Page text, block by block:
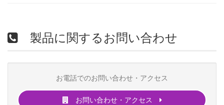
製品に関するお問い合わせ
お電話でのお問い合わせ・アクセス
お問い合わせ・アクセス